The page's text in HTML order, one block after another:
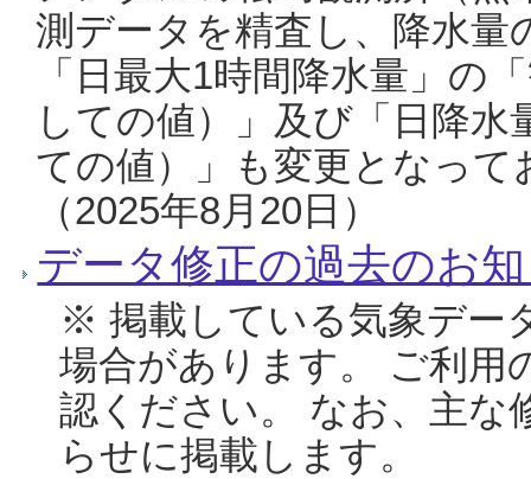
測データを精査し、降水
「日最大1時間降水量」の
しての値）」及び「日降
ての値）」も変更となっ
（2025年8月20日）
データ修正の過去のお
※ 掲載している気象デー
場合があります。 ご利用
認ください。 なお、主な
らせに掲載します。